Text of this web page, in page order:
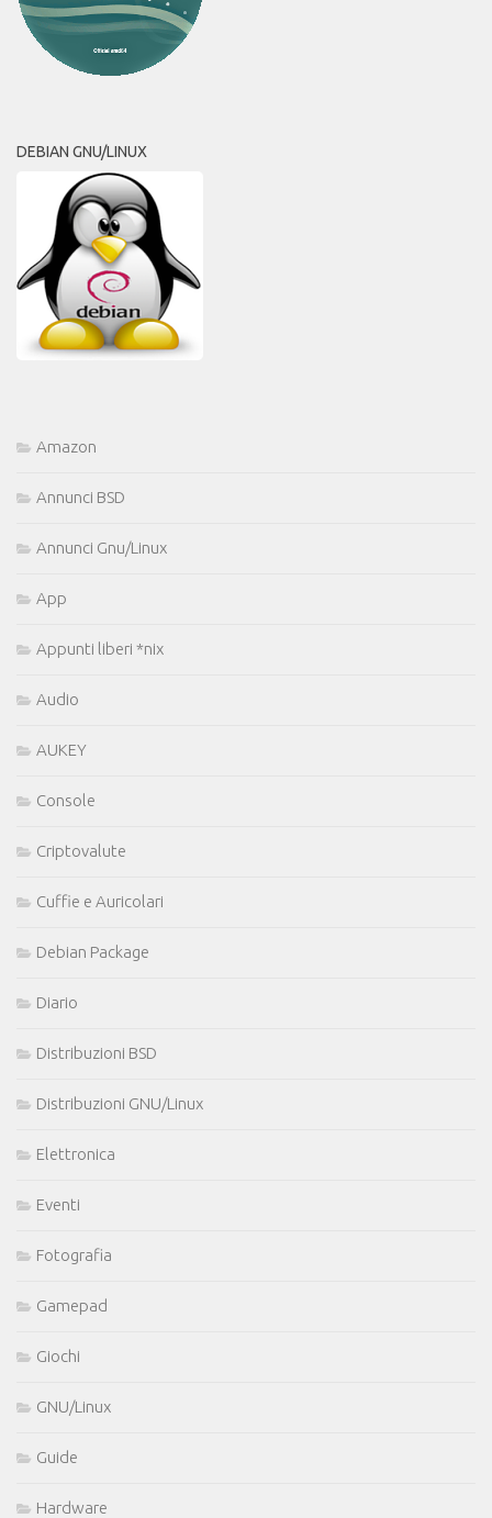
DEBIAN GNU/LINUX
Amazon
Annunci BSD
Annunci Gnu/Linux
App
Appunti liberi *nix
Audio
AUKEY
Console
Criptovalute
Cuffie e Auricolari
Debian Package
Diario
Distribuzioni BSD
Distribuzioni GNU/Linux
Elettronica
Eventi
Fotografia
Gamepad
Giochi
GNU/Linux
Guide
Hardware